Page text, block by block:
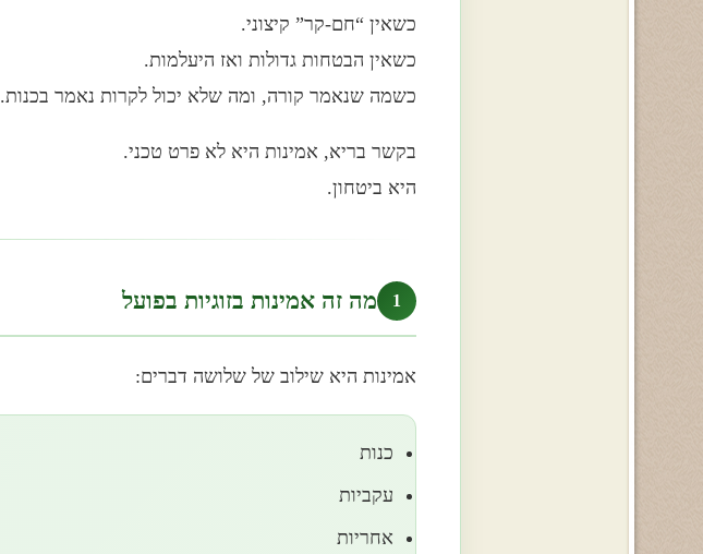
כשאין “חם-קר” קיצוני.
כשאין הבטחות גדולות ואז היעלמות.
כשמה שנאמר קורה, ומה שלא יכול לקרות נאמר בכנות.
בקשר בריא, אמינות היא לא פרט טכני.
היא ביטחון.
1 מה זה אמינות בזוגיות בפועל
אמינות היא שילוב של שלושה דברים:
כנות
עקביות
אחריות